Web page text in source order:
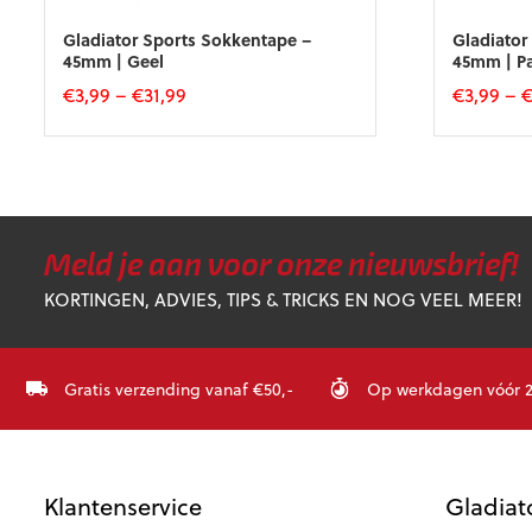
Gladiator Sports Sokkentape –
45mm | Geel
€3,99 – €31,99
Deze
optie
kan
worden
op
de
productpagina
45mm |
€3,99 –
Deze
optie
kan
worden
de
Meld je aan voor onze nieuwsbrief!
KORTINGEN, ADVIES, TIPS & TRICKS EN NOG VEEL MEER!
Gratis verzending vanaf €50,-
Op werkdagen vóór
Klantenservice